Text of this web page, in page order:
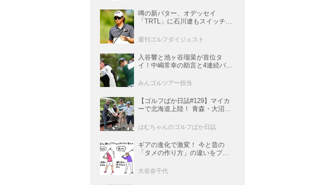
噂の新パター、オデッセイ
「TRTL」に石川遼もスイッチ！
績上昇中
週刊ゴルフダイジェスト
入谷響と池ヶ谷瑠菜が首位タ
イ！中嶋常幸の助言と4連続バー
アー】
みんゴルツアー担当
【ゴルフばか日誌#129】マイカ
ーで北海道上陸！ 青森・大沼・
はむちゃんのゴルフばか日誌
ギアの進化で激変！ 今と昔の
「タメの作り方」の違いをプロ
大谷奈千代